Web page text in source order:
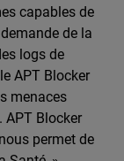
capables de
de la
logs de
APT Blocker
menaces
APT Blocker
permet de